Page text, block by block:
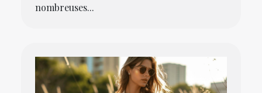
nombreuses...